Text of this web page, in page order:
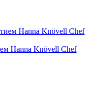
Hanna Knövell Сhef